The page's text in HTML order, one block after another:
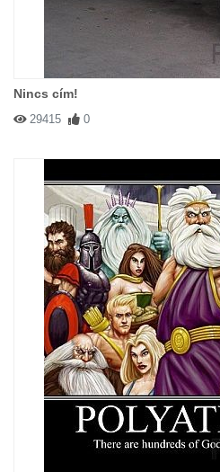
Nincs cím!
29415 0